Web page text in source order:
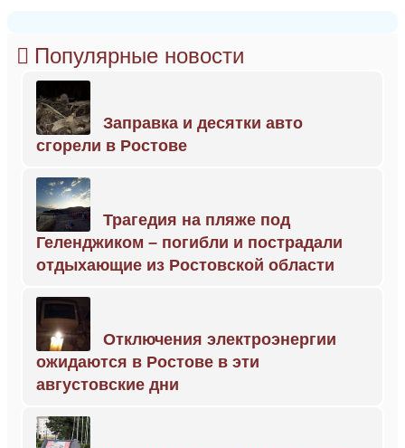
Популярные новости
Заправка и десятки авто
сгорели в Ростове
Трагедия на пляже под
Геленджиком – погибли и пострадали
отдыхающие из Ростовской области
Отключения электроэнергии
ожидаются в Ростове в эти
августовские дни